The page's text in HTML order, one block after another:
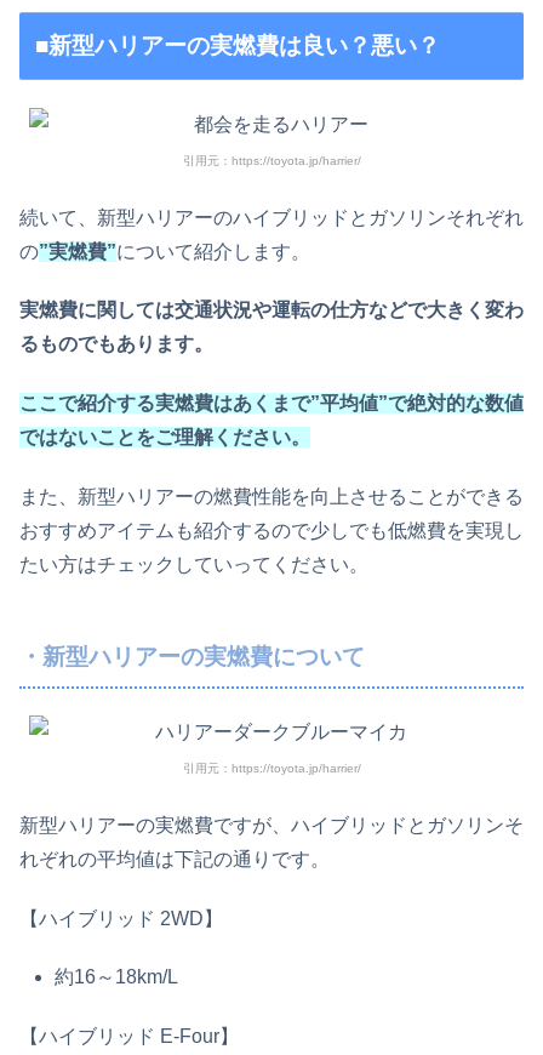
■新型ハリアーの実燃費は良い？悪い？
引用元：https://toyota.jp/harrier/
続いて、新型ハリアーのハイブリッドとガソリンそれぞれ
の”実燃費”について紹介します。
実燃費に関しては交通状況や運転の仕方などで大きく変わ
るものでもあります。
ここで紹介する実燃費はあくまで”平均値”で絶対的な数値
ではないことをご理解ください。
また、新型ハリアーの燃費性能を向上させることができる
おすすめアイテムも紹介するので少しでも低燃費を実現し
たい方はチェックしていってください。
・新型ハリアーの実燃費について
引用元：https://toyota.jp/harrier/
新型ハリアーの実燃費ですが、ハイブリッドとガソリンそ
れぞれの平均値は下記の通りです。
【ハイブリッド 2WD】
約16～18km/L
【ハイブリッド E-Four】